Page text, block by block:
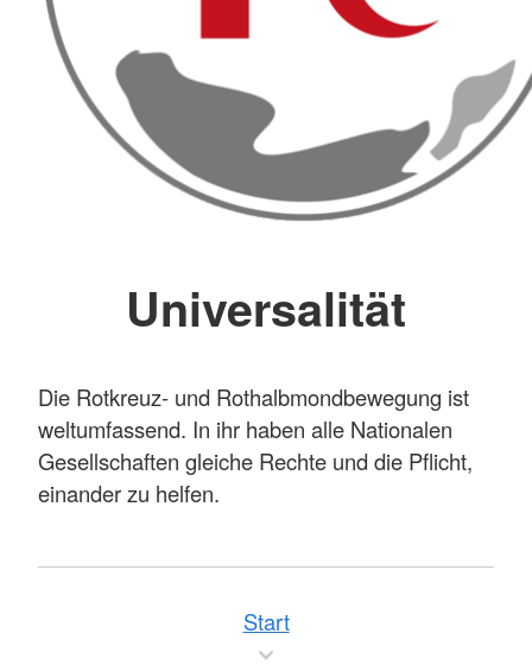
Universalität
Die Rotkreuz- und Rothalbmondbewegung ist
weltumfassend. In ihr haben alle Nationalen
Gesellschaften gleiche Rechte und die Pflicht,
einander zu helfen.
Start